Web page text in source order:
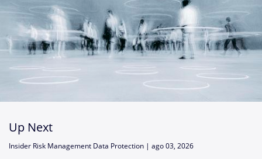
Up Next
Insider Risk Management Data Protection | ago 03, 2026